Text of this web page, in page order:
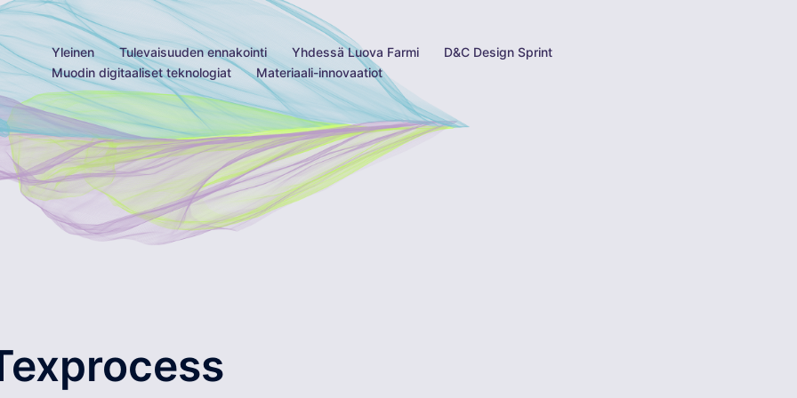
Yleinen Tulevaisuuden ennakointi Yhdessä Luova Farmi
D&C Design Sprint
Muodin digitaaliset teknologiat
Materiaali-innovaatiot